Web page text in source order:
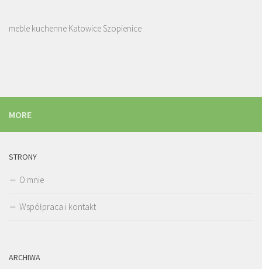
meble kuchenne Katowice Szopienice
MORE
STRONY
O mnie
Współpraca i kontakt
ARCHIWA